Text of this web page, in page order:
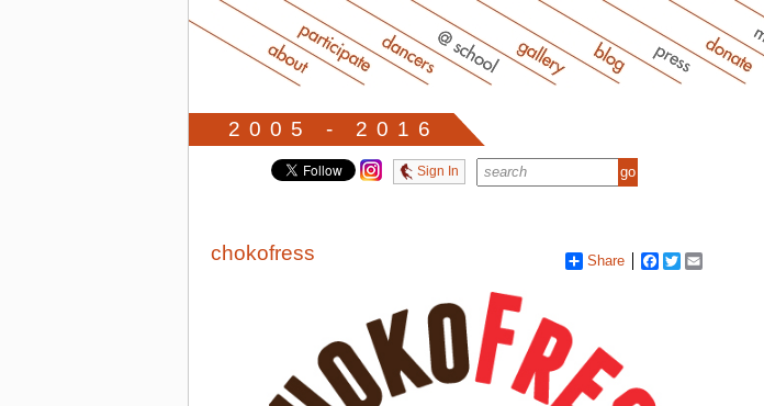
2005 - 2016
Sign In
Share Facebook
Twitter
chokofress